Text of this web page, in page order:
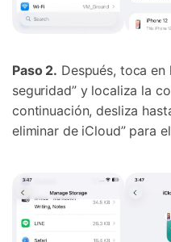
Paso 2. Después, toca
seguridad” y localiza la
continuación, desliza
eliminar de iCloud” para